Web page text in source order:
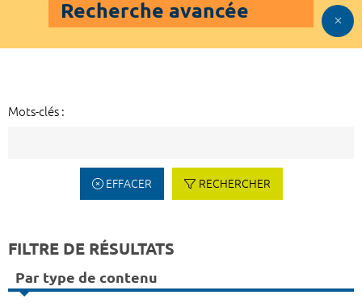
Recherche avancée
Mots-clés :
EFFACER RECHERCHER
FILTRE DE RÉSULTATS
Par type de contenu